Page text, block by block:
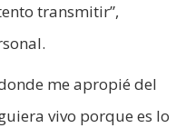
transmitir”,
me apropié del
vivo porque es lo